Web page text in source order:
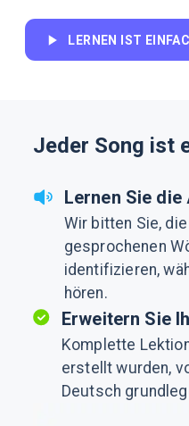
LERNEN IST
Jeder Song ist
Lernen Sie
Wir bitten Sie,
gesprochenen
identifizieren,
hören.
Erweitern Sie
Komplette
erstellt wurden,
Deutsch